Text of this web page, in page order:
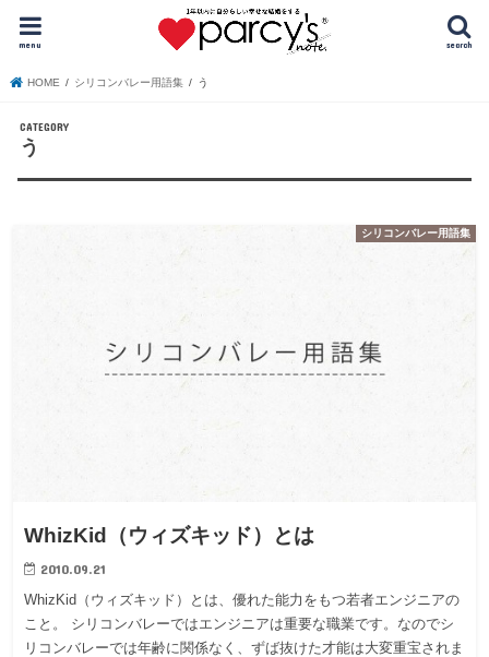
search
menu
HOME シリコンバレー用語集 う
う
シリコンバレー用語集
WhizKid（ウィズキッド）とは
2010.09.21
WhizKid（ウィズキッド）とは、優れた能力をもつ若者エンジニアの
こと。 シリコンバレーではエンジニアは重要な職業です。なのでシ
リコンバレーでは年齢に関係なく、ずば抜けた才能は大変重宝されま